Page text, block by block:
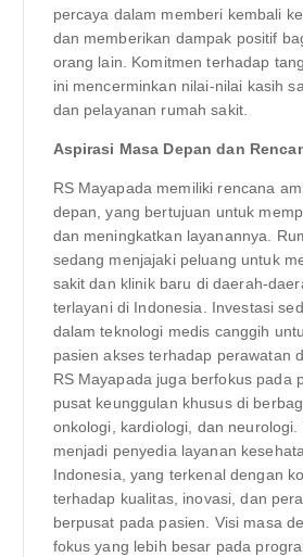
percaya dalam memberi kembali
dan memberikan dampak positif
orang lain. Komitmen terhadap
ini mencerminkan nilai-nilai kasih
dan pelayanan rumah sakit.
Aspirasi Masa Depan dan
RS Mayapada memiliki rencana
depan, yang bertujuan untuk
dan meningkatkan layanannya.
sedang menjajaki peluang untuk
sakit dan klinik baru di daerah-
terlayani di Indonesia. Investasi
dalam teknologi medis canggih
pasien akses terhadap perawatan
RS Mayapada juga berfokus pada
pusat keunggulan khusus di
onkologi, kardiologi, dan neurologi.
menjadi penyedia layanan
Indonesia, yang terkenal dengan
terhadap kualitas, inovasi, dan
berpusat pada pasien. Visi masa
fokus yang lebih besar pada